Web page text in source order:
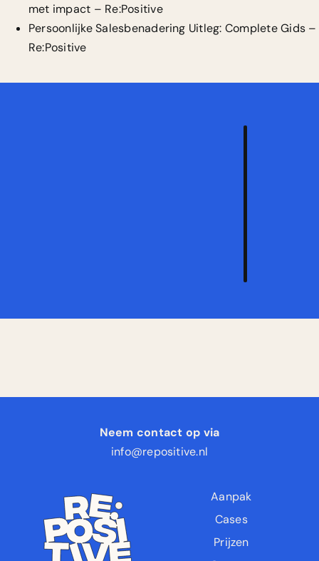
met impact – Re:Positive
Persoonlijke Salesbenadering Uitleg: Complete Gids –
Re:Positive
Neem contact op via
info@repositive.nl
Aanpak
Cases
Prijzen